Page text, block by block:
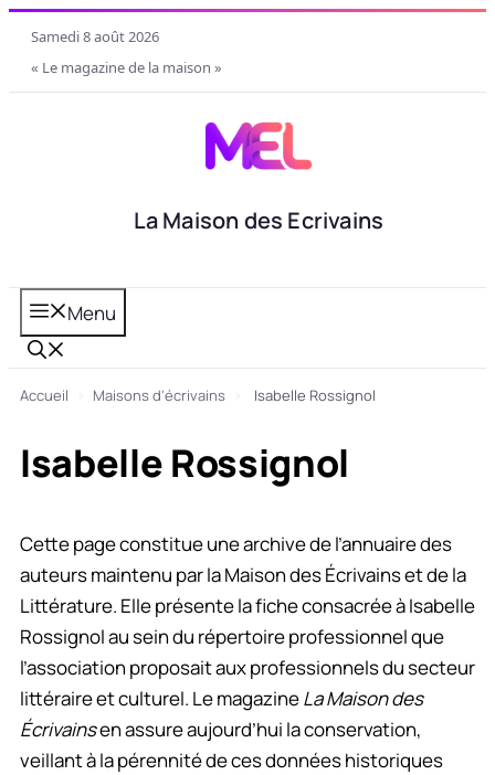
samedi 8 août 2026
« Le magazine de la maison »
La Maison des Ecrivains
Menu
Accueil Maisons d'écrivains Isabelle Rossignol
Isabelle Rossignol
Cette page constitue une archive de l’annuaire des
auteurs maintenu par la Maison des Écrivains et de la
Littérature. Elle présente la fiche consacrée à Isabelle
Rossignol au sein du répertoire professionnel que
l’association proposait aux professionnels du secteur
littéraire et culturel. Le magazineLa Maison des
Écrivainsen assure aujourd’hui la conservation,
veillant à la pérennité de ces données historiques